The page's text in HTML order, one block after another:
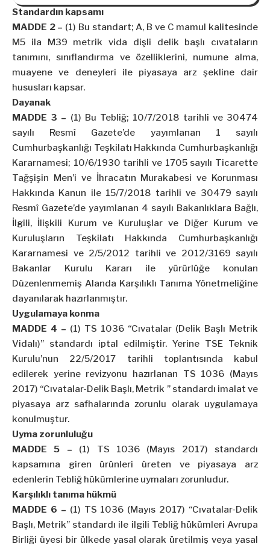
Standardın kapsamı
MADDE 2 – (1) Bu standart; A, B ve C mamul kalitesinde
M5 ila M39 metrik vida dişli delik başlı cıvataların
tanımını, sınıflandırma ve özelliklerini, numune alma,
muayene ve deneyleri ile piyasaya arz şekline dair
hususları kapsar.
Dayanak
MADDE 3 – (1) Bu Tebliğ; 10/7/2018 tarihli ve 30474
sayılı Resmî Gazete’de yayımlanan 1 sayılı
Cumhurbaşkanlığı Teşkilatı Hakkında Cumhurbaşkanlığı
Kararnamesi; 10/6/1930 tarihli ve 1705 sayılı Ticarette
Tağşişin Men’i ve İhracatın Murakabesi ve Korunması
Hakkında Kanun ile 15/7/2018 tarihli ve 30479 sayılı
Resmî Gazete’de yayımlanan 4 sayılı Bakanlıklara Bağlı,
İlgili, İlişkili Kurum ve Kuruluşlar ve Diğer Kurum ve
Kuruluşların Teşkilatı Hakkında Cumhurbaşkanlığı
Kararnamesi ve 2/5/2012 tarihli ve 2012/3169 sayılı
Bakanlar Kurulu Kararı ile yürürlüğe konulan
Düzenlenmemiş Alanda Karşılıklı Tanıma Yönetmeliğine
dayanılarak hazırlanmıştır.
Uygulamaya konma
MADDE 4 – (1) TS 1036 “Cıvatalar (Delik Başlı Metrik
Vidalı)” standardı iptal edilmiştir. Yerine TSE Teknik
Kurulu’nun 22/5/2017 tarihli toplantısında kabul
edilerek yerine revizyonu hazırlanan TS 1036 (Mayıs
2017) “Cıvatalar-Delik Başlı, Metrik ” standardı imalat ve
piyasaya arz safhalarında zorunlu olarak uygulamaya
konulmuştur.
Uyma zorunluluğu
MADDE 5 – (1) TS 1036 (Mayıs 2017) standardı
kapsamına giren ürünleri üreten ve piyasaya arz
edenlerin Tebliğ hükümlerine uymaları zorunludur.
Karşılıklı tanıma hükmü
MADDE 6 – (1) TS 1036 (Mayıs 2017) “Cıvatalar-Delik
Başlı, Metrik” standardı ile ilgili Tebliğ hükümleri Avrupa
Birliği üyesi bir ülkede yasal olarak üretilmiş veya yasal